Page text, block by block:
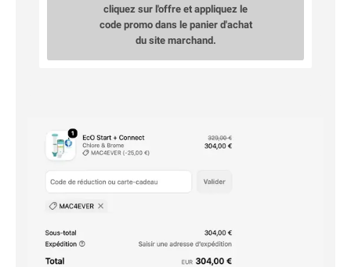
cliquez sur l'offre et appliquez le
code promo dans le panier d'achat
du site marchand.